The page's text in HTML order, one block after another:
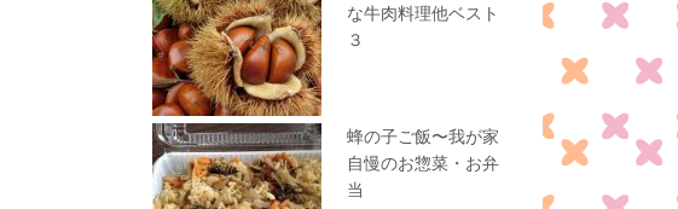
な牛肉料理他ベスト
３
蜂の子ご飯〜我が家
自慢のお惣菜・お弁
当